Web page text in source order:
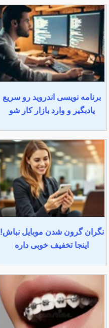
برنامه نویسی اندروید رو سریع
یادبگیر و وارد بازار کار شو
نگران گرون شدن موبایل نباش!
اینجا تخفیف خوبی داره